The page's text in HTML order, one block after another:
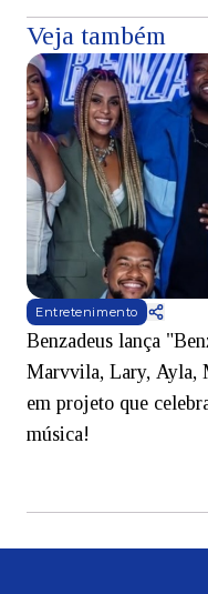
Veja também
Entretenimento
Benzadeus lança
Marvvila, Lary, Ayla,
em projeto que
música!